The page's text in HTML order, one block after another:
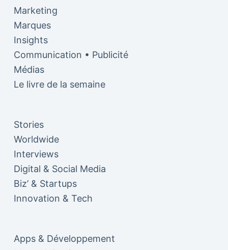
Marketing
Marques
Insights
Communication • Publicité
Médias
Le livre de la semaine
Stories
Worldwide
Interviews
Digital & Social Media
Biz’ & Startups
Innovation & Tech
Apps & Développement